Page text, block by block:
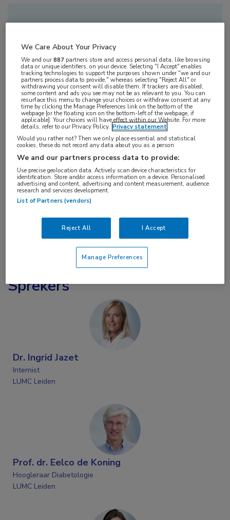
Deze bijeenkomst heeft reeds
Tijdens de60ᵉ EASD Annual Meeting in Madrid
organiseert MedNet het jaarlijkseEASD in ORANJE
dinersymposium.
De ORANJE-symposia zijn inmiddels een begrip
geworden: dé gelegenheid om na een congresdag
samen te komen en de nieuwste ontwikkelingen te
bespreken. Wat betekenen deze voor onze praktijk
van morgen? Een mooi moment om met collega’s van
Deze avond, onder voorzitterschap van Ingrid Jazet,
focust op de nieuwste inzichten en ontwikkelingen
op verschillende gebieden van diabetes mellitus.
Sprekers
Dr. Ingrid Jazet
Internist
LUMC Leiden
Prof. dr. Eelco de Koning
Hoogleraar Diabetologie
LUMC Leiden
We Care About Your Privacy
We and our887 partners store and access personal data, like browsing
data or unique identifiers, on your device. Selecting "I Accept" enables
tracking technologies to support the purposes shown under "we and our
partners process data to provide," whereas selecting "Reject All" or
withdrawing your consent will disable them. If trackers are disabled,
some content and ads you see may not be as relevant to you. You can
resurface this menu to change your choices or withdraw consent at any
time by clicking the Manage Preferences link on the bottom of the
webpage [or the floating icon on the bottom-left of the webpage, if
applicable]. Your choices will have effect within our Website. For more
details, refer to our Privacy Policy. Privacy statement
Would you rather not? Then we only place essential and statistical
cookies, these do not record any data about you as a person
We and our partners process data to provide:
Use precise geolocation data. Actively scan device characteristics for
identification. Store and/or access information on a device. Personalised
advertising and content, advertising and content measurement, audience
research and services development.
List of Partners (vendors)
Reject All I Accept
Manage Preferences